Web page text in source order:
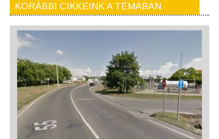
KORÁBBI CIKKEINK A TÉMÁBAN